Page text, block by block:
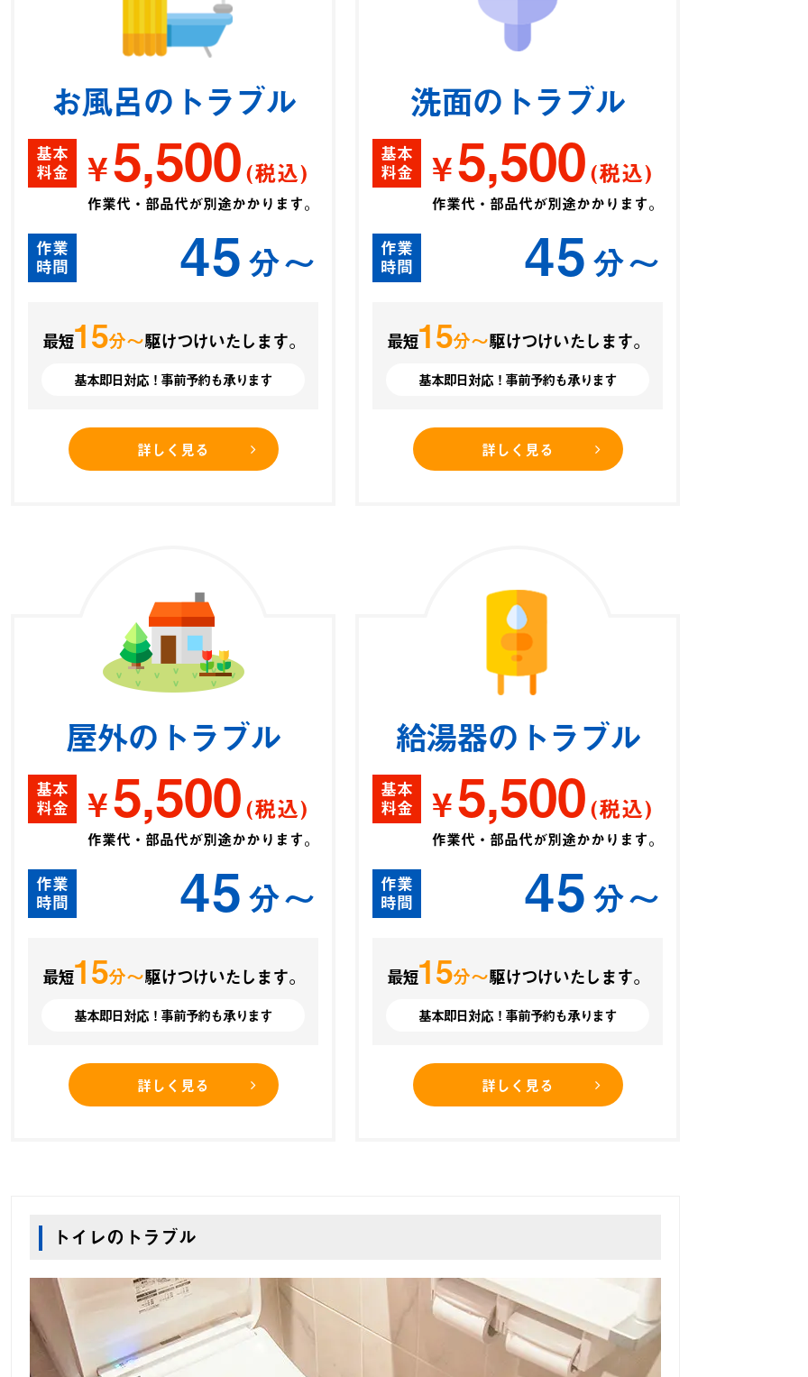
お風呂のトラブル
基本
料金 ¥5,500(税込)
作業代・部品代が別途かかります。
作業
時間 45分〜
最短15分〜駆けつけいたします。
基本即日対応！事前予約も承ります
詳しく見る
洗面のトラブル
基本
料金 ¥5,500(税込)
作業代・部品代が別途かかります。
作業
時間 45分〜
最短15分〜駆けつけいたします。
基本即日対応！事前予約も承ります
詳しく見る
屋外のトラブル
基本
料金 ¥5,500(税込)
作業代・部品代が別途かかります。
作業
時間 45分〜
最短15分〜駆けつけいたします。
基本即日対応！事前予約も承ります
詳しく見る
給湯器のトラブル
基本
料金 ¥5,500(税込)
作業代・部品代が別途かかります。
作業
時間 45分〜
最短15分〜駆けつけいたします。
基本即日対応！事前予約も承ります
詳しく見る
トイレのトラブル